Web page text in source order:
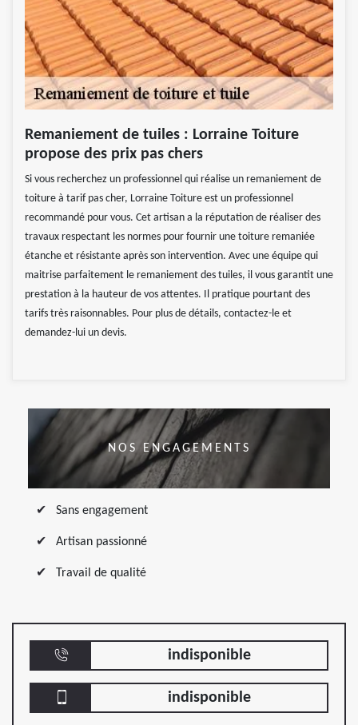
Remaniement de tuiles : Lorraine Toiture
propose des prix pas chers
Si vous recherchez un professionnel qui réalise un remaniement de
toiture à tarif pas cher, Lorraine Toiture est un professionnel
recommandé pour vous. Cet artisan a la réputation de réaliser des
travaux respectant les normes pour fournir une toiture remaniée
étanche et résistante après son intervention. Avec une équipe qui
maitrise parfaitement le remaniement des tuiles, il vous garantit une
prestation à la hauteur de vos attentes. Il pratique pourtant des
tarifs très raisonnables. Pour plus de détails, contactez-le et
demandez-lui un devis.
NOS ENGAGEMENTS
Sans engagement
Artisan passionné
Travail de qualité
indisponible
indisponible